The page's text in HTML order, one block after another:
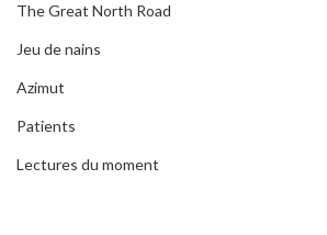
The Great North Road
Jeu de nains
Azimut
Patients
Lectures du moment